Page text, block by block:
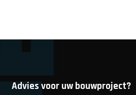
Advies voor uw bouwproject?